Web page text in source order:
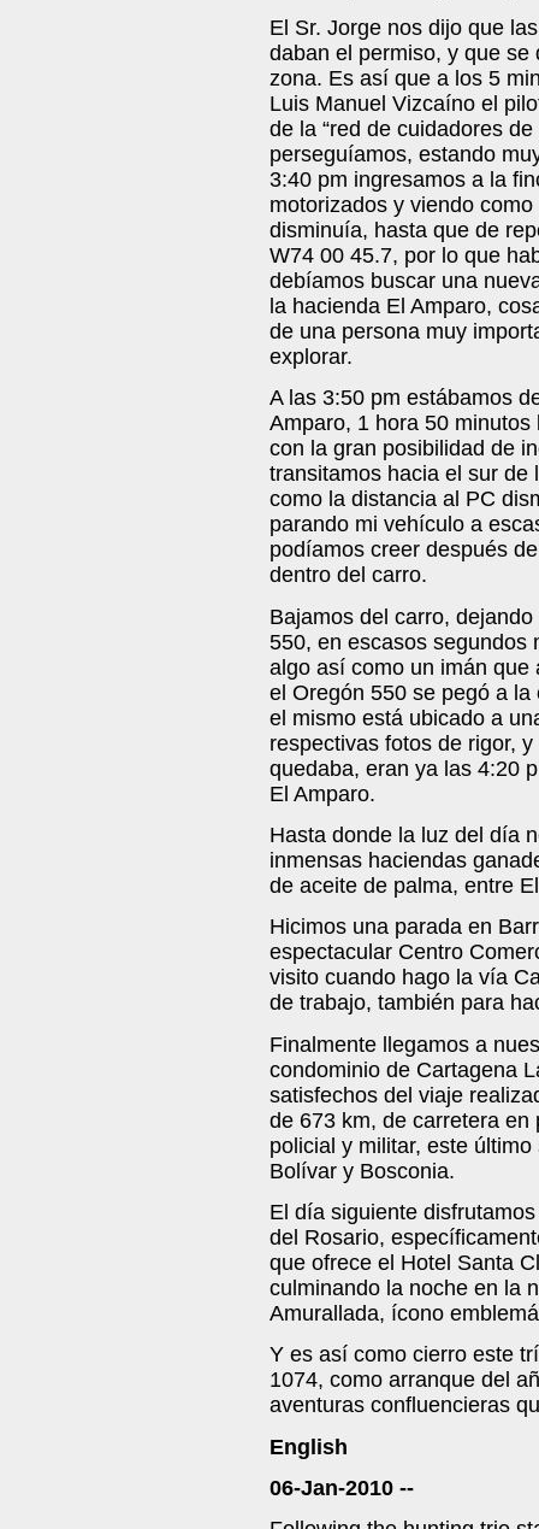
El Sr. Jorge nos dijo que
daban el permiso, y que
zona. Es así que a los 5
Luis Manuel Vizcaíno el
de la “red de cuidadores
perseguíamos, estando
3:40 pm ingresamos a la
motorizados y viendo
disminuía, hasta que de
W74 00 45.7, por lo que
debíamos buscar una
la hacienda El Amparo,
de una persona muy
explorar.
A las 3:50 pm estábamos
Amparo, 1 hora 50
con la gran posibilidad de
transitamos hacia el sur de
como la distancia al PC
parando mi vehículo a
podíamos creer después
dentro del carro.
Bajamos del carro,
550, en escasos segundos
algo así como un imán que
el Oregón 550 se pegó a
el mismo está ubicado a
respectivas fotos de rigor,
quedaba, eran ya las 4:20
El Amparo.
Hasta donde la luz del día
inmensas haciendas
de aceite de palma, entre
Hicimos una parada en
espectacular Centro
visito cuando hago la vía
de trabajo, también para
Finalmente llegamos a
condominio de Cartagena
satisfechos del viaje
de 673 km, de carretera
policial y militar, este
Bolívar y Bosconia.
El día siguiente
del Rosario,
que ofrece el Hotel Santa
culminando la noche en la
Amurallada, ícono
Y es así como cierro este
1074, como arranque del
aventuras confluencieras
English
06-Jan-2010 --